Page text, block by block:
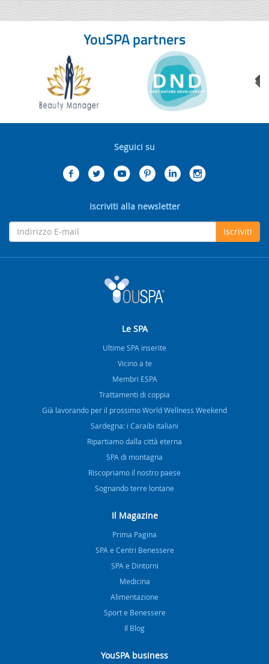
YouSPA partners
Seguici su
Iscriviti alla newsletter
Iscriviti
Le SPA
Ultime SPA inserite
Vicino a te
Membri ESPA
Trattamenti di coppia
Già lavorando per il prossimo World Wellness Weekend
Sardegna: i Caraibi italiani
Ripartiamo dalla città eterna
SPA di montagna
Riscopriamo il nostro paese
Sognando terre lontane
Il Magazine
Prima Pagina
SPA e Centri Benessere
SPA e Dintorni
Medicina
Alimentazione
Sport e Benessere
Il Blog
YouSPA business